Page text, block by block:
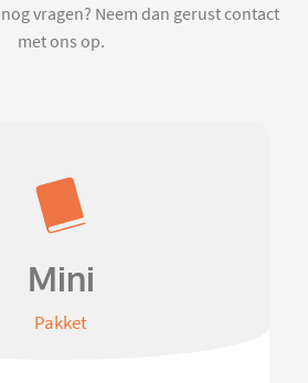
vragen? Neem dan gerust contact
met ons op.
Mini
Pakket